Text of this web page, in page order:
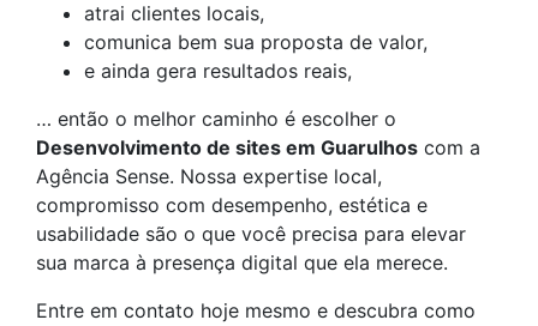
atrai clientes locais,
comunica bem sua proposta de valor,
e ainda gera resultados reais,
… então o melhor caminho é escolher o
Desenvolvimento de sites em Guarulhos com a
Agência Sense. Nossa expertise local,
compromisso com desempenho, estética e
usabilidade são o que você precisa para elevar
sua marca à presença digital que ela merece.
Entre em contato hoje mesmo e descubra como